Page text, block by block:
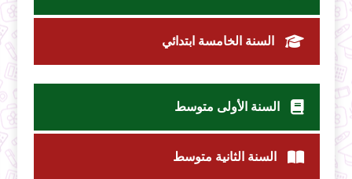
السنة الخامسة ابتدائي
السنة الأولى متوسط
السنة الثانية متوسط